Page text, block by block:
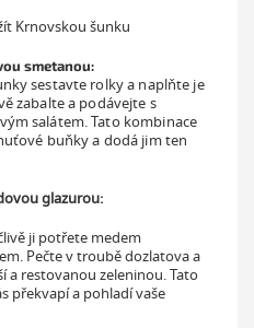
Krnovskou šunku
smetanou:
sestavte rolky a naplňte je
zabalte a podávejte s
salátem. Tato kombinace
buňky a dodá jim ten
glazurou:
ji potřete medem
Pečte v troubě dozlatova a
a restovanou zeleninou. Tato
překvapí a pohladí vaše